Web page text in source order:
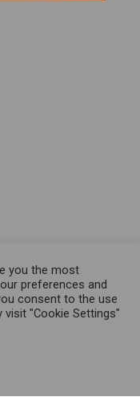
you the most
preferences and
consent to the use
visit "Cookie Settings"